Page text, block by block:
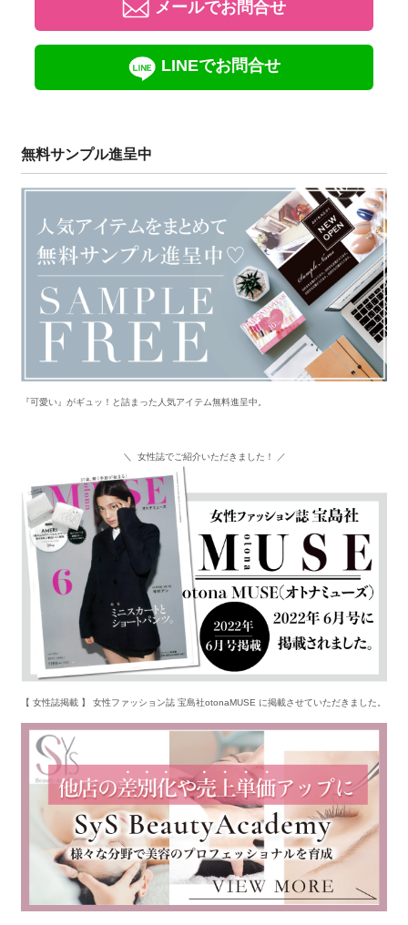
メールでお問合せ
LINEでお問合せ
無料サンプル進呈中
『可愛い』がギュッ！と詰まった人気アイテム無料進呈中。
＼ 女性誌でご紹介いただきました！ ／
【 女性誌掲載 】 女性ファッション誌 宝島社otonaMUSE に掲載させていただきました。